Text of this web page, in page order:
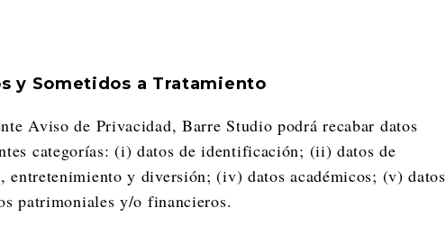
y Sometidos a Tratamiento
Aviso de Privacidad, Barre Studio podrá recabar datos
categorías: (i) datos de identificación; (ii) datos de
entretenimiento y diversión; (iv) datos académicos; (v) datos
patrimoniales y/o financieros.